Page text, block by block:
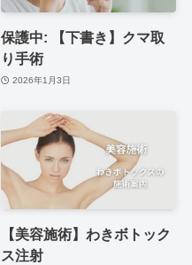
保護中: 【下書き】クマ取
り手術
2026年1月3日
【美容施術】わきボトック
ス注射